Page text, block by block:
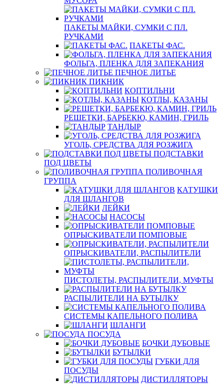
ПАКЕТЫ МАЙКИ, СУМКИ С ПЛ.
РУЧКАМИ
ПАКЕТЫ ФАС.
ФОЛЬГА, ПЛЕНКА ДЛЯ ЗАПЕКАНИЯ
ПЕЧНОЕ ЛИТЬЕ
ПИКНИК
КОПТИЛЬНИ
КОТЛЫ, КАЗАНЫ
РЕШЕТКИ, БАРБЕКЮ, КАМИН, ГРИЛЬ
ТАНДЫР
УГОЛЬ, СРЕДСТВА ДЛЯ РОЗЖИГА
ПОДСТАВКИ
ПОД ЦВЕТЫ
ПОЛИВОЧНАЯ
ГРУППА
КАТУШКИ
ДЛЯ ШЛАНГОВ
ЛЕЙКИ
НАСОСЫ
ОПРЫСКИВАТЕЛИ ПОМПОВЫЕ
ОПРЫСКИВАТЕЛИ, РАСПЫЛИТЕЛИ
ПИСТОЛЕТЫ, РАСПЫЛИТЕЛИ, МУФТЫ
РАСПЫЛИТЕЛИ НА БУТЫЛКУ
СИСТЕМЫ КАПЕЛЬНОГО ПОЛИВА
ШЛАНГИ
ПОСУДА
БОЧКИ ДУБОВЫЕ
БУТЫЛКИ
ГУБКИ ДЛЯ
ПОСУДЫ
ДИСТИЛЛЯТОРЫ